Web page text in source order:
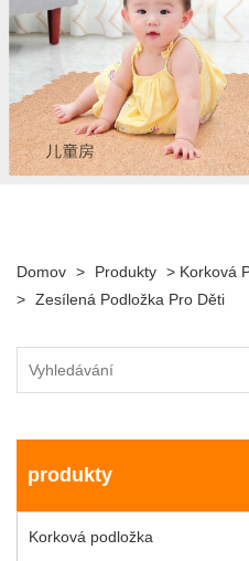
Domov > Produkty > Korková
> Zesílená Podložka Pro Děti
produkty
Korková podložka